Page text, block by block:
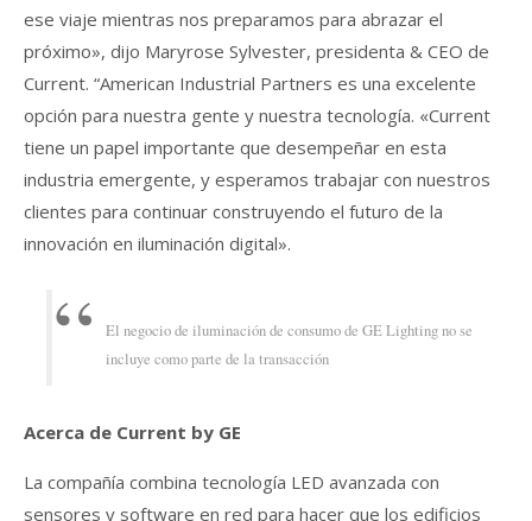
ese viaje mientras nos preparamos para abrazar el
próximo», dijo Maryrose Sylvester, presidenta & CEO de
Current. “American Industrial Partners es una excelente
opción para nuestra gente y nuestra tecnología. «Current
tiene un papel importante que desempeñar en esta
industria emergente, y esperamos trabajar con nuestros
clientes para continuar construyendo el futuro de la
innovación en iluminación digital».
El negocio de iluminación de consumo de GE Lighting no se
incluye como parte de la transacción
Acerca de Current by GE
La compañía combina tecnología LED avanzada con
sensores y software en red para hacer que los edificios